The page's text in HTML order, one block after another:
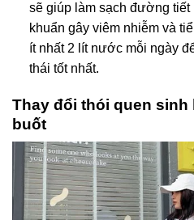
sẽ giúp làm sạch đường
khuẩn gây viêm nhiễm và
ít nhất 2 lít nước mỗi ngày
thái tốt nhất.
Thay đổi thói quen sinh
buốt